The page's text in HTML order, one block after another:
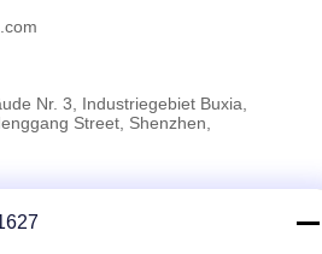
Nr. 3, Industriegebiet Buxia,
Street, Shenzhen,